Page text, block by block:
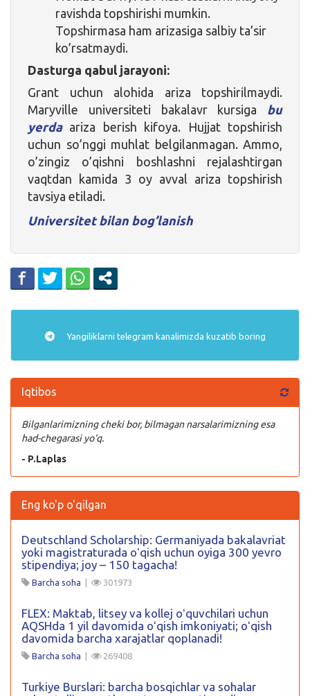
ravishda topshirishi mumkin.
Topshirmasa ham arizasiga salbiy ta’sir
ko’rsatmaydi.
Dasturga qabul jarayoni:
Grant uchun alohida ariza topshirilmaydi.
Maryville universiteti bakalavr kursiga bu
yerdaariza berish kifoya. Hujjat topshirish
uchun so’nggi muhlat belgilanmagan. Ammo,
o’zingiz o’qishni boshlashni rejalashtirgan
vaqtdan kamida 3 oy avval ariza topshirish
tavsiya etiladi.
Universitet bilan bog’lanish
Yangiliklarni telegram kanalimizda kuzatib boring
Iqtibos
Bilganlarimizning cheki bor, bilmagan narsalarimizning esa
had-chegarasi yo‘q.
- P.Laplas
Eng ko'p o'qilgan
Deutschland Scholarship: Germaniyada bakalavriat
yoki magistraturada oʻqish uchun oyiga 300 yevro
stipendiya; joy – 150 tagacha!
Barcha soha 301973
FLEX: Maktab, litsey va kollej oʻquvchilari uchun
AQSHda 1 yil davomida oʻqish imkoniyati; oʻqish
davomida barcha xarajatlar qoplanadi!
Barcha soha 269408
Turkiye Burslari: barcha bosqichlar va sohalar